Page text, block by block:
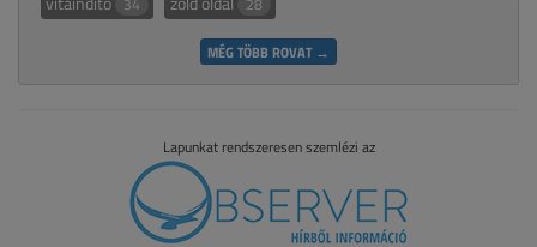
34 28
MÉG TÖBB ROVAT →
Lapunkat rendszeresen szemlézi az